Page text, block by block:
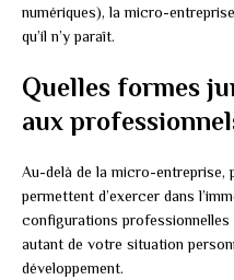
numériques), la micro-
qu’il n’y paraît.
Quelles formes
aux
Au-delà de la micro-entreprise,
permettent d’exercer dans
configurations
autant de votre situation
développement.